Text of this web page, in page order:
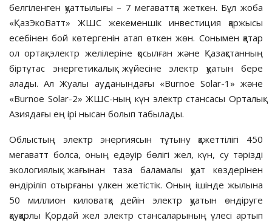
белгіленген қуаттылығы – 7 мегаваттқа жеткен. Бұл жоба
«ҚазЭкоВатт» ЖШС жекеменшік инвестиция қаржысы
есебінен бой көтергенін атап өткен жөн. Сонымен қатар
ол ортақ электр желілеріне қосылған және Қазақстанның
біртұтас энергетикалық жүйесіне электр қуатын бере
алады. Ал Жуалы ауданындағы «Burnoe Solar-1» және
«Burnoe Solar-2» ЖШС-ның күн электр стансасы Орталық
Азиядағы ең ірі нысан болып табылады.
Облыстың электр энергиясын тұтыну қажеттілігі 450
мегаватт болса, оның едәуір бөлігі жел, күн, су тәрізді
экологиялық жағынан таза баламалы қуат көздерінен
өндіріліп отырғаны үлкен жетістік. Оның ішінде жылына
50 миллион киловатқа дейін электр қуатын өндіруге
қауқарлы Қордай жел электр стансаларының үлесі артып